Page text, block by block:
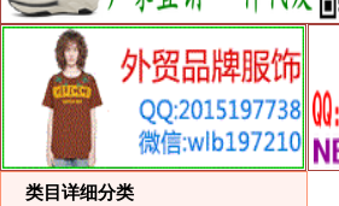
类目详细分类